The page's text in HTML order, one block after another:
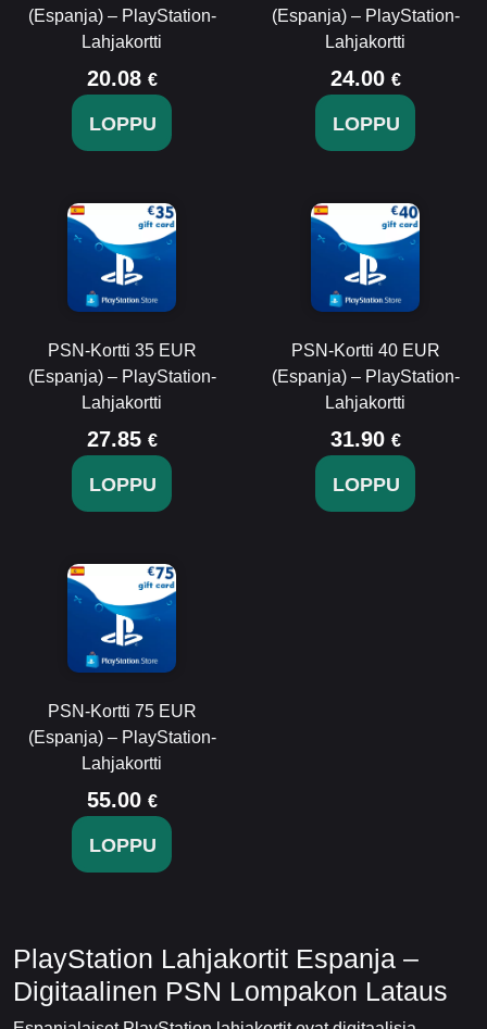
(Espanja) – PlayStation-
Lahjakortti
20.08 €
LOPPU
(Espanja) – PlayStation-
Lahjakortti
24.00 €
LOPPU
PSN-Kortti 35 EUR
(Espanja) – PlayStation-
Lahjakortti
27.85 €
LOPPU
PSN-Kortti 40 EUR
(Espanja) – PlayStation-
Lahjakortti
31.90 €
LOPPU
PSN-Kortti 75 EUR
(Espanja) – PlayStation-
Lahjakortti
55.00 €
LOPPU
PlayStation Lahjakortit Espanja –
Digitaalinen PSN Lompakon Lataus